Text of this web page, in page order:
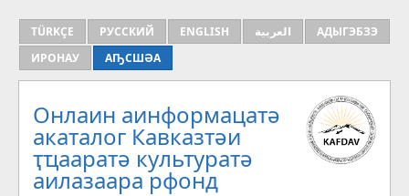
TÜRKÇE РУССКИЙ ENGLISH العربية
АДЫГЭБЗЭ
ИРОНАУ
АҦСШӘА
Онлаин аинформацатә
aкаталог Кавказтәи
ҭҵааратә культуратә
аилазаара рфонд